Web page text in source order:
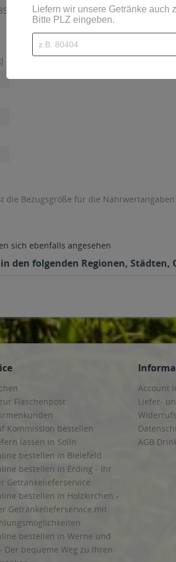
Erding, Tel. 08 1 22 / 411 - 0, Fax. 08 1
die Bezugsgröße für die Nährwertangaben
sich ebenfalls angesehen
den folgenden Regionen,
Flaschenpost
Kommission bestellen
lassen in Solln
bestellen in Bielefeld
bestellen in Erding - Ihr
Getränkelieferservice
bestellen in Holzkirchen -
Getränkelieferservice mit
bestellen in Werne und
Der bequeme Weg zu Ihren
Account
Liefer-
AGB